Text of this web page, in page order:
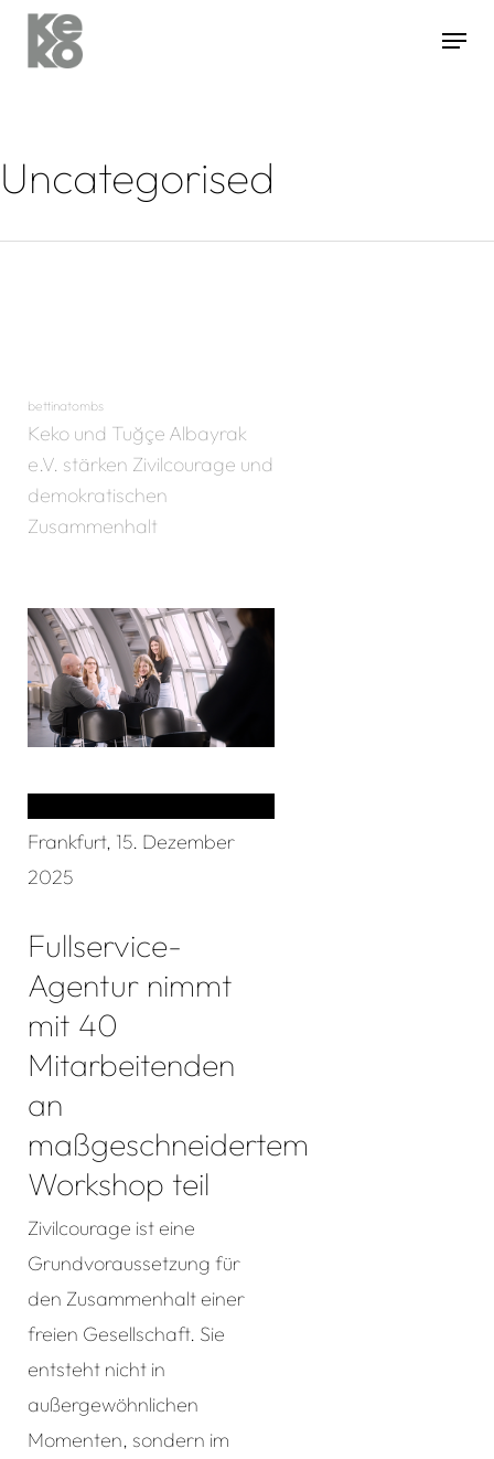
Uncategorised
bettinatombs
Keko und Tuğçe Albayrak
e.V. stärken Zivilcourage und
demokratischen
Zusammenhalt
Frankfurt, 15. Dezember
2025
Fullservice-
Agentur nimmt
mit 40
Mitarbeitenden
an
maßgeschneidertem
Workshop teil
Zivilcourage ist eine
Grundvoraussetzung für
den Zusammenhalt einer
freien Gesellschaft. Sie
entsteht nicht in
außergewöhnlichen
Momenten, sondern im